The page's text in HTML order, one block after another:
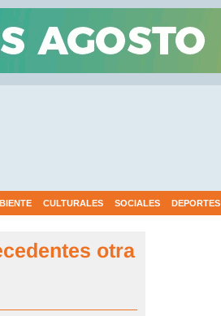
CULTURALES SOCIALES DEPORTES
otra